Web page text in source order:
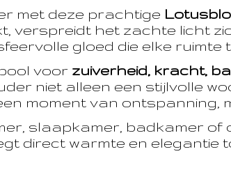
met deze prachtige
verspreidt het zachte licht
gloed die elke ruimte
voor zuiverheid, kracht,
niet alleen een stijlvolle
moment van ontspanning,
slaapkamer, badkamer of
direct warmte en elegantie